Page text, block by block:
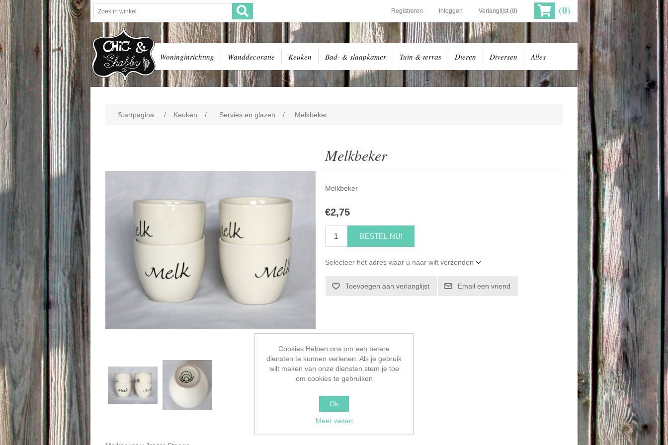
Registreren Inloggen Verlanglijst (0) (0)
Woninginrichting Wanddecoratie Keuken Bad- & slaapkamer Tuin & terras Dieren Diversen Alles
Startpagina / Keuken / Servies en glazen / Melkbeker
Melkbeker
Melkbeker
€2,75
BESTEL NU!
Selecteer het adres waar u naar wilt verzenden
Toevoegen aan verlanglijst Email een vriend
Cookies Helpen ons om een betere
diensten te kunnen verlenen. Als je gebruik
wilt maken van onze diensten stem je toe
om cookies te gebruiken
Ok
Meer weten